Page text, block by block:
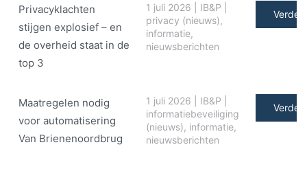
Privacyklachten
stijgen explosief – en
de overheid staat in de
top 3
1 juli 2026 IB&P
privacy (nieuws),
informatie,
nieuwsberichten
Verder
Maatregelen nodig
voor automatisering
Van Brienenoordbrug
1 juli 2026 IB&P
informatiebeveiliging
(nieuws), informatie,
nieuwsberichten
Verder